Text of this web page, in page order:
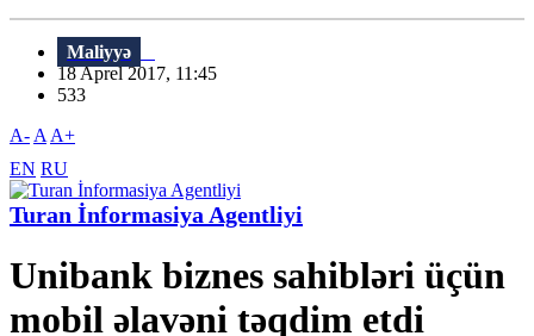
Maliyyə
18 Aprel 2017, 11:45
533
A- A A+
EN RU
Turan İnformasiya Agentliyi
Unibank biznes sahibləri üçün
mobil əlavəni təqdim etdi